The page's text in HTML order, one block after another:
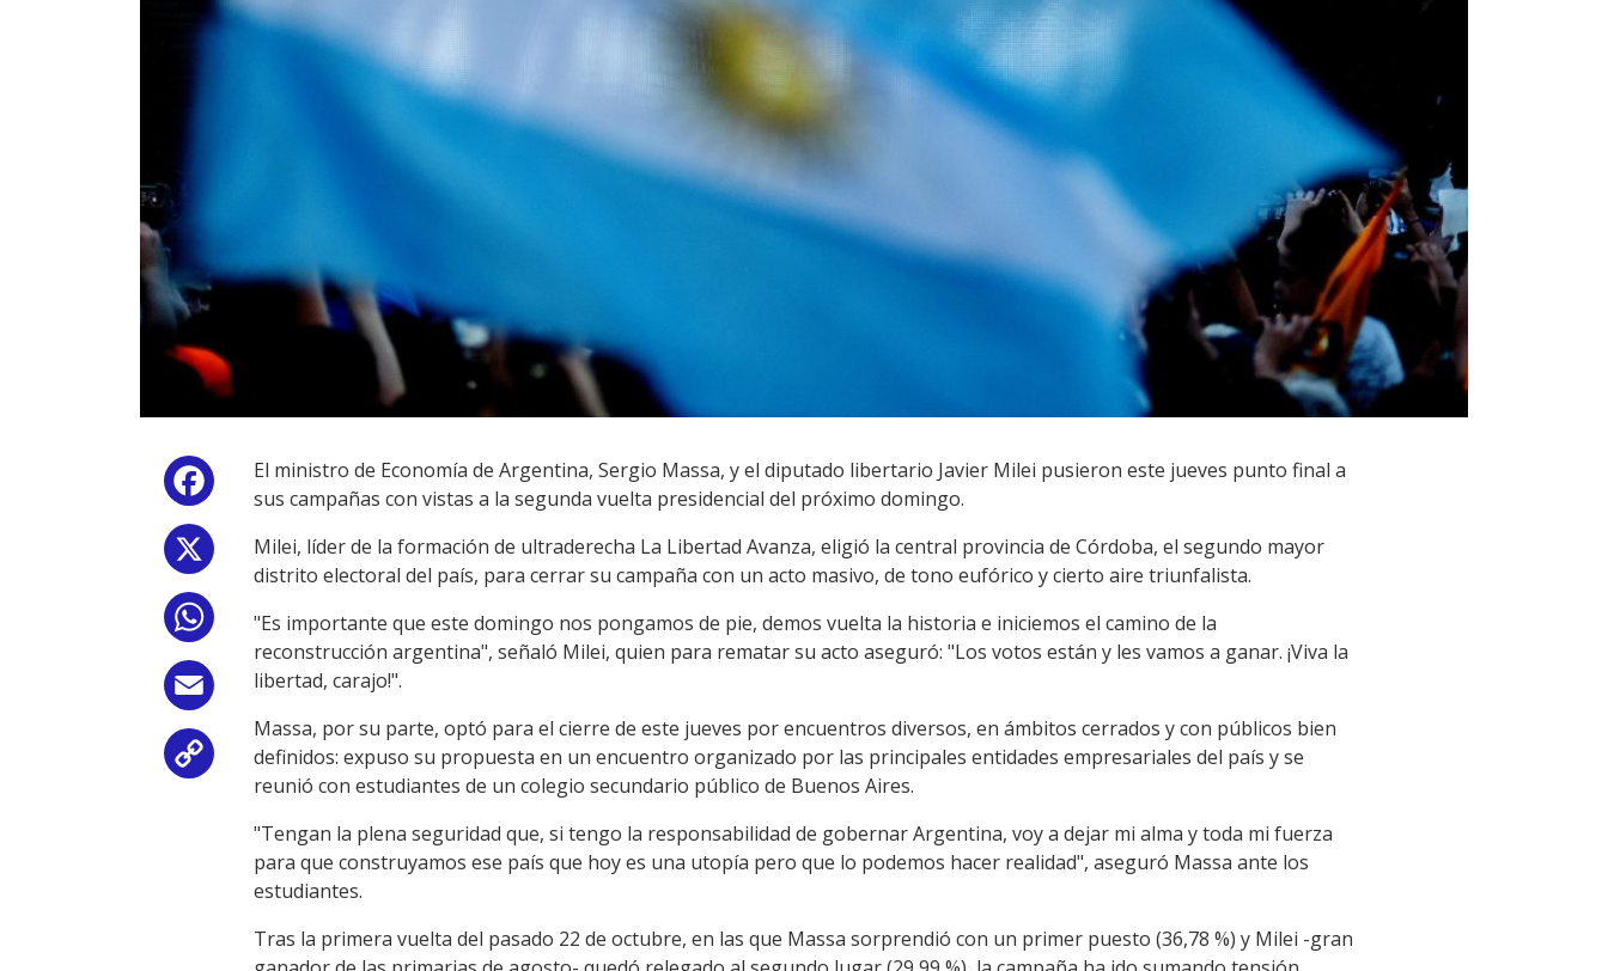
Facebook
WhatsApp
Email
Copy
El ministro de Economía de Argentina, Sergio Massa, y el diputado libertario Javier Milei pusieron este jueves punto final a
sus campañas con vistas a la segunda vuelta presidencial del próximo domingo.
Milei, líder de la formación de ultraderecha La Libertad Avanza, eligió la central provincia de Córdoba, el segundo mayor
distrito electoral del país, para cerrar su campaña con un acto masivo, de tono eufórico y cierto aire triunfalista.
"Es importante que este domingo nos pongamos de pie, demos vuelta la historia e iniciemos el camino de la
reconstrucción argentina", señaló Milei, quien para rematar su acto aseguró: "Los votos están y les vamos a ganar. ¡Viva la
libertad, carajo!".
Massa, por su parte, optó para el cierre de este jueves por encuentros diversos, en ámbitos cerrados y con públicos bien
definidos: expuso su propuesta en un encuentro organizado por las principales entidades empresariales del país y se
reunió con estudiantes de un colegio secundario público de Buenos Aires.
"Tengan la plena seguridad que, si tengo la responsabilidad de gobernar Argentina, voy a dejar mi alma y toda mi fuerza
para que construyamos ese país que hoy es una utopía pero que lo podemos hacer realidad", aseguró Massa ante los
estudiantes.
Tras la primera vuelta del pasado 22 de octubre, en las que Massa sorprendió con un primer puesto (36,78 %) y Milei -gran